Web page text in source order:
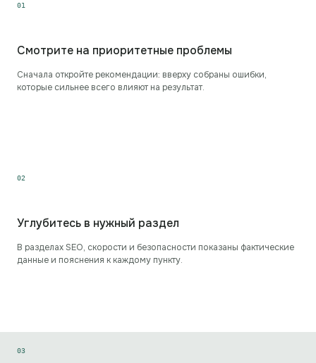
01
Смотрите на приоритетные проблемы
Сначала откройте рекомендации: вверху собраны ошибки,
которые сильнее всего влияют на результат.
02
Углубитесь в нужный раздел
В разделах SEO, скорости и безопасности показаны фактические
данные и пояснения к каждому пункту.
03